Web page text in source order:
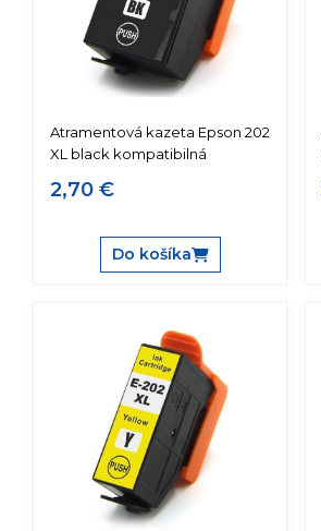
Atramentová kazeta Epson 202
XL black kompatibilná
2,70 €
Do košíka